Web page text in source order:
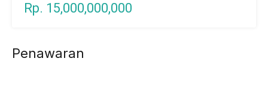
Rp. 15,000,000,000
Penawaran